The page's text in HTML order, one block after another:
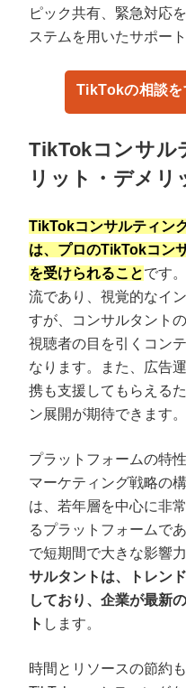
ピック共有、緊急対応
ステムを用いたサポー
TikTokの相談を
TikTokコンサル
リット・デメリ
TikTokコンサルティン
は、プロのTikTokコン
を受けられることです
流であり、視覚的なイ
すが、コンサルタント
視聴者の目を引くコン
なります。また、広告
携も支援してもらえる
ン展開が期待できます。
プラットフォームの特
マーケティング戦略の
は、若年層を中心に非
るプラットフォームで
で短期間で大きな影響
サルタントは、トレン
しており、企業が最新
ト します。
時間とリソースの節約